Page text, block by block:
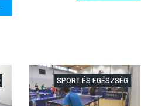
SPORT ÉS EGÉSZSÉG